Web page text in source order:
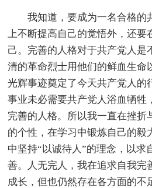
我知道，要成为一名合格的
上不断提高自己的觉悟外，还
己。完善的人格对于共产党人是
清的革命烈士用他们的鲜血生命
光辉事迹奠定了今天共产党人的
事业未必需要共产党人浴血牺牲
完善的人格。所以我一直在挫折
的个性，在学习中锻炼自己的毅
中坚持“以诚待人”的理念，以求
善。人无完人，我在追求自我完
成长，但也仍然存在各方面的不